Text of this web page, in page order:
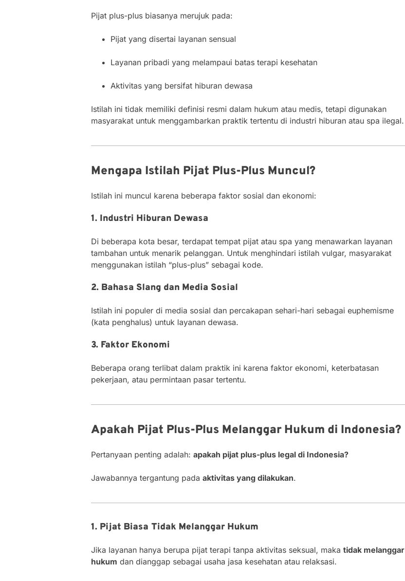
Pijat plus-plus biasanya merujuk pada:
Pijat yang disertai layanan sensual
Layanan pribadi yang melampaui batas terapi kesehatan
Aktivitas yang bersifat hiburan dewasa
Istilah ini tidak memiliki definisi resmi dalam hukum atau medis, tetapi digunakan
masyarakat untuk menggambarkan praktik tertentu di industri hiburan atau spa ilegal.
Mengapa Istilah Pijat Plus-Plus Muncul?
Istilah ini muncul karena beberapa faktor sosial dan ekonomi:
1. Industri Hiburan Dewasa
Di beberapa kota besar, terdapat tempat pijat atau spa yang menawarkan layanan
tambahan untuk menarik pelanggan. Untuk menghindari istilah vulgar, masyarakat
menggunakan istilah “plus-plus” sebagai kode.
2. Bahasa Slang dan Media Sosial
Istilah ini populer di media sosial dan percakapan sehari-hari sebagai euphemisme
(kata penghalus) untuk layanan dewasa.
3. Faktor Ekonomi
Beberapa orang terlibat dalam praktik ini karena faktor ekonomi, keterbatasan
pekerjaan, atau permintaan pasar tertentu.
Apakah Pijat Plus-Plus Melanggar Hukum di Indonesia?
Pertanyaan penting adalah: apakah pijat plus-plus legal di Indonesia?
Jawabannya tergantung pada aktivitas yang dilakukan.
1. Pijat Biasa Tidak Melanggar Hukum
Jika layanan hanya berupa pijat terapi tanpa aktivitas seksual, maka tidak melanggar
hukum dan dianggap sebagai usaha jasa kesehatan atau relaksasi.